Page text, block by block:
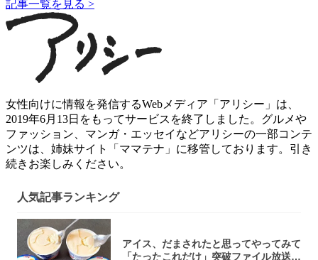
記事一覧を見る >
女性向けに情報を発信するWebメディア「アリシー」は、
2019年6月13日をもってサービスを終了しました。グルメや
ファッション、マンガ・エッセイなどアリシーの一部コンテ
ンツは、姉妹サイト「ママテナ」に移管しております。引き
続きお楽しみください。
人気記事ランキング
アイス、だまされたと思ってやってみて
「たったこれだけ」突破ファイル放送で